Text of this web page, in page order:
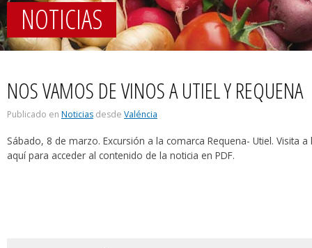
NOTICIAS
NOS VAMOS DE VINOS A UTIEL Y REQUENA
Publicado en Noticias desde Valéncia
Sábado, 8 de marzo. Excursión a la comarca Requena- Utiel. Visita
aquí para acceder al contenido de la noticia en PDF.